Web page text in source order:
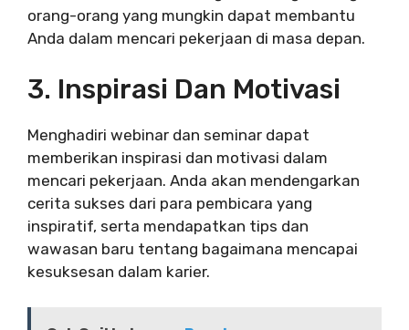
orang-orang yang mungkin dapat membantu
Anda dalam mencari pekerjaan di masa depan.
3. Inspirasi Dan Motivasi
Menghadiri webinar dan seminar dapat
memberikan inspirasi dan motivasi dalam
mencari pekerjaan. Anda akan mendengarkan
cerita sukses dari para pembicara yang
inspiratif, serta mendapatkan tips dan
wawasan baru tentang bagaimana mencapai
kesuksesan dalam karier.